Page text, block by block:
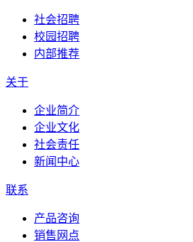
社会招聘
校园招聘
内部推荐
关于
企业简介
企业文化
社会责任
新闻中心
联系
产品咨询
销售网点